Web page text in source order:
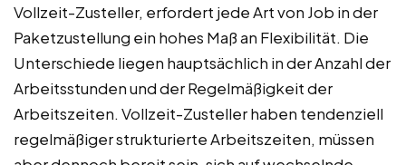
Vollzeit-Zusteller, erfordert jede Art von Job in der
Paketzustellung ein hohes Maß an Flexibilität. Die
Unterschiede liegen hauptsächlich in der Anzahl der
Arbeitsstunden und der Regelmäßigkeit der
Arbeitszeiten. Vollzeit-Zusteller haben tendenziell
regelmäßiger strukturierte Arbeitszeiten, müssen